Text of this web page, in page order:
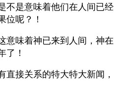
不是意味着他们在人间已经
位呢？！
意味着神已来到人间，神在
了！
直接关系的特大特大新闻，